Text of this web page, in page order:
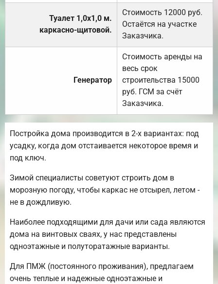
Туалет 1,0х1,0 м.
каркасно-щитовой.
Стоимость 12000 руб.
Остаётся на участке
Заказчика.
Генератор
Стоимость аренды на
весь срок
строительства 15000
руб. ГСМ за счёт
Заказчика.
Постройка дома производится в 2-х вариантах: под
усадку, когда дом отстаивается некоторое время и
под ключ.
Зимой специалисты советуют строить дом в
морозную погоду, чтобы каркас не отсырел, летом -
не в дождливую.
Наиболее подходящими для дачи или сада являются
дома на винтовых сваях, у нас представлены
одноэтажные и полуторатажные варианты.
Для ПМЖ (постоянного проживания), предлагаем
очень теплые и надежные одноэтажные и